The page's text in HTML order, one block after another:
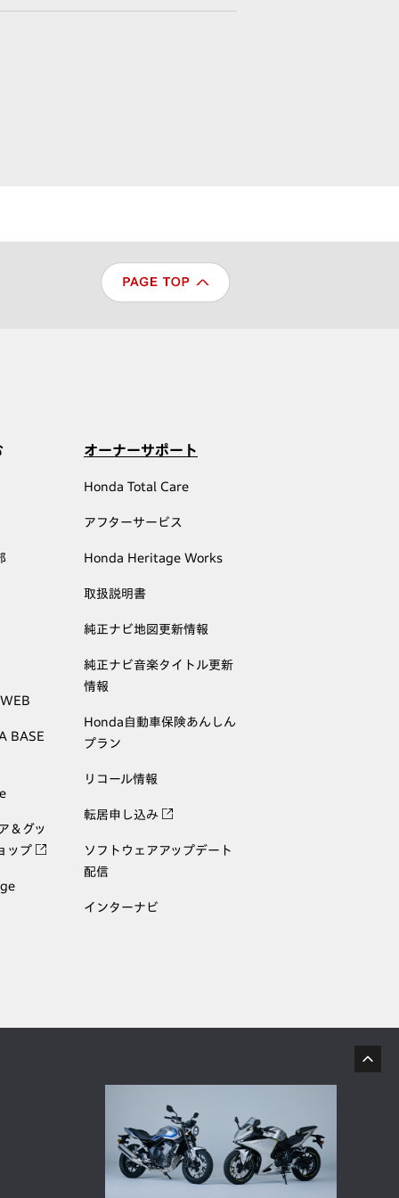
BASE
＆グッ
ップ
オーナーサポート
Honda Total Care
アフターサービス
Honda Heritage Works
取扱説明書
純正ナビ地図更新情報
純正ナビ音楽タイトル更新
情報
Honda自動車保険あんしん
プラン
リコール情報
転居申し込み
ソフトウェアアップデート
配信
インターナビ